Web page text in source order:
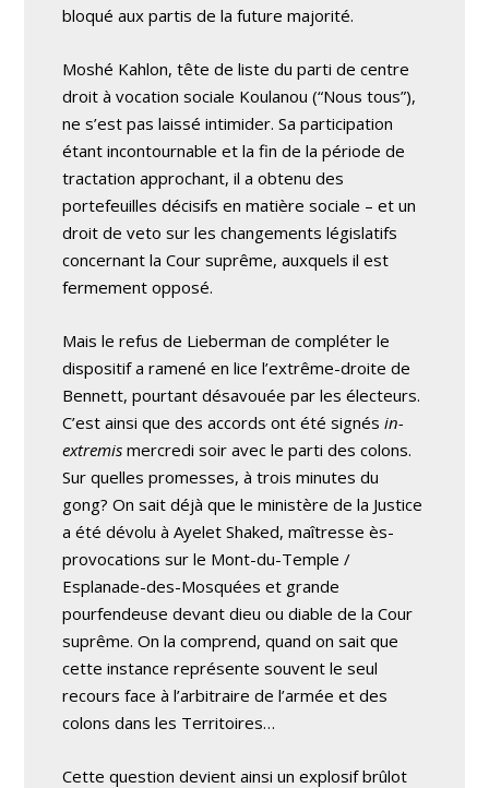
bloqué aux partis de la future majorité.
Moshé Kahlon, tête de liste du parti de centre
droit à vocation sociale Koulanou (“Nous tous”),
ne s’est pas laissé intimider. Sa participation
étant incontournable et la fin de la période de
tractation approchant, il a obtenu des
portefeuilles décisifs en matière sociale – et un
droit de veto sur les changements législatifs
concernant la Cour suprême, auxquels il est
fermement opposé.
Mais le refus de Lieberman de compléter le
dispositif a ramené en lice l’extrême-droite de
Bennett, pourtant désavouée par les électeurs.
C’est ainsi que des accords ont été signésin-
extremis mercredi soir avec le parti des colons.
Sur quelles promesses, à trois minutes du
gong? On sait déjà que le ministère de la Justice
a été dévolu à Ayelet Shaked, maîtresse ès-
provocations sur le Mont-du-Temple /
Esplanade-des-Mosquées et grande
pourfendeuse devant dieu ou diable de la Cour
suprême. On la comprend, quand on sait que
cette instance représente souvent le seul
recours face à l’arbitraire de l’armée et des
colons dans les Territoires…
Cette question devient ainsi un explosif brûlot